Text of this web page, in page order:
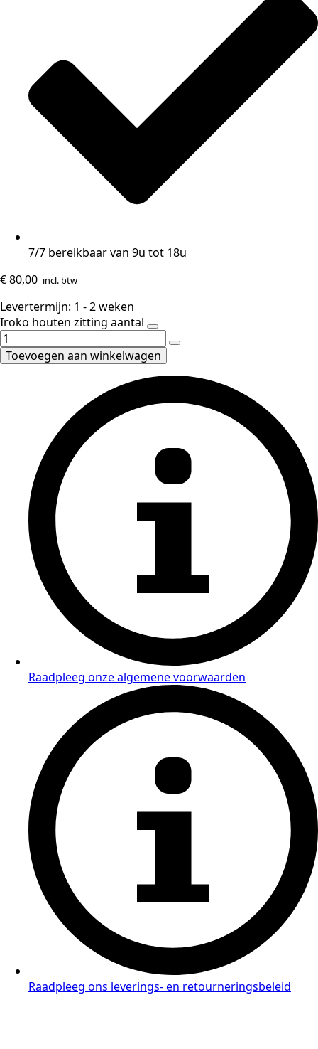
7/7 bereikbaar van 9u tot 18u
€80,00 incl. btw
Levertermijn: 1 - 2 weken
Iroko houten zitting aantal
Toevoegen aan winkelwagen
Raadpleeg onze algemene voorwaarden
Raadpleeg ons leverings- en retourneringsbeleid